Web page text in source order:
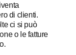
di clienti.
ci si può
o le fatture